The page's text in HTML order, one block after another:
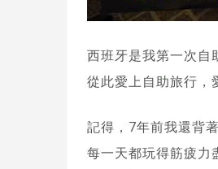
西班牙是我第一次自
從此愛上自助旅行，
記得，7年前我還背
每一天都玩得筋疲力